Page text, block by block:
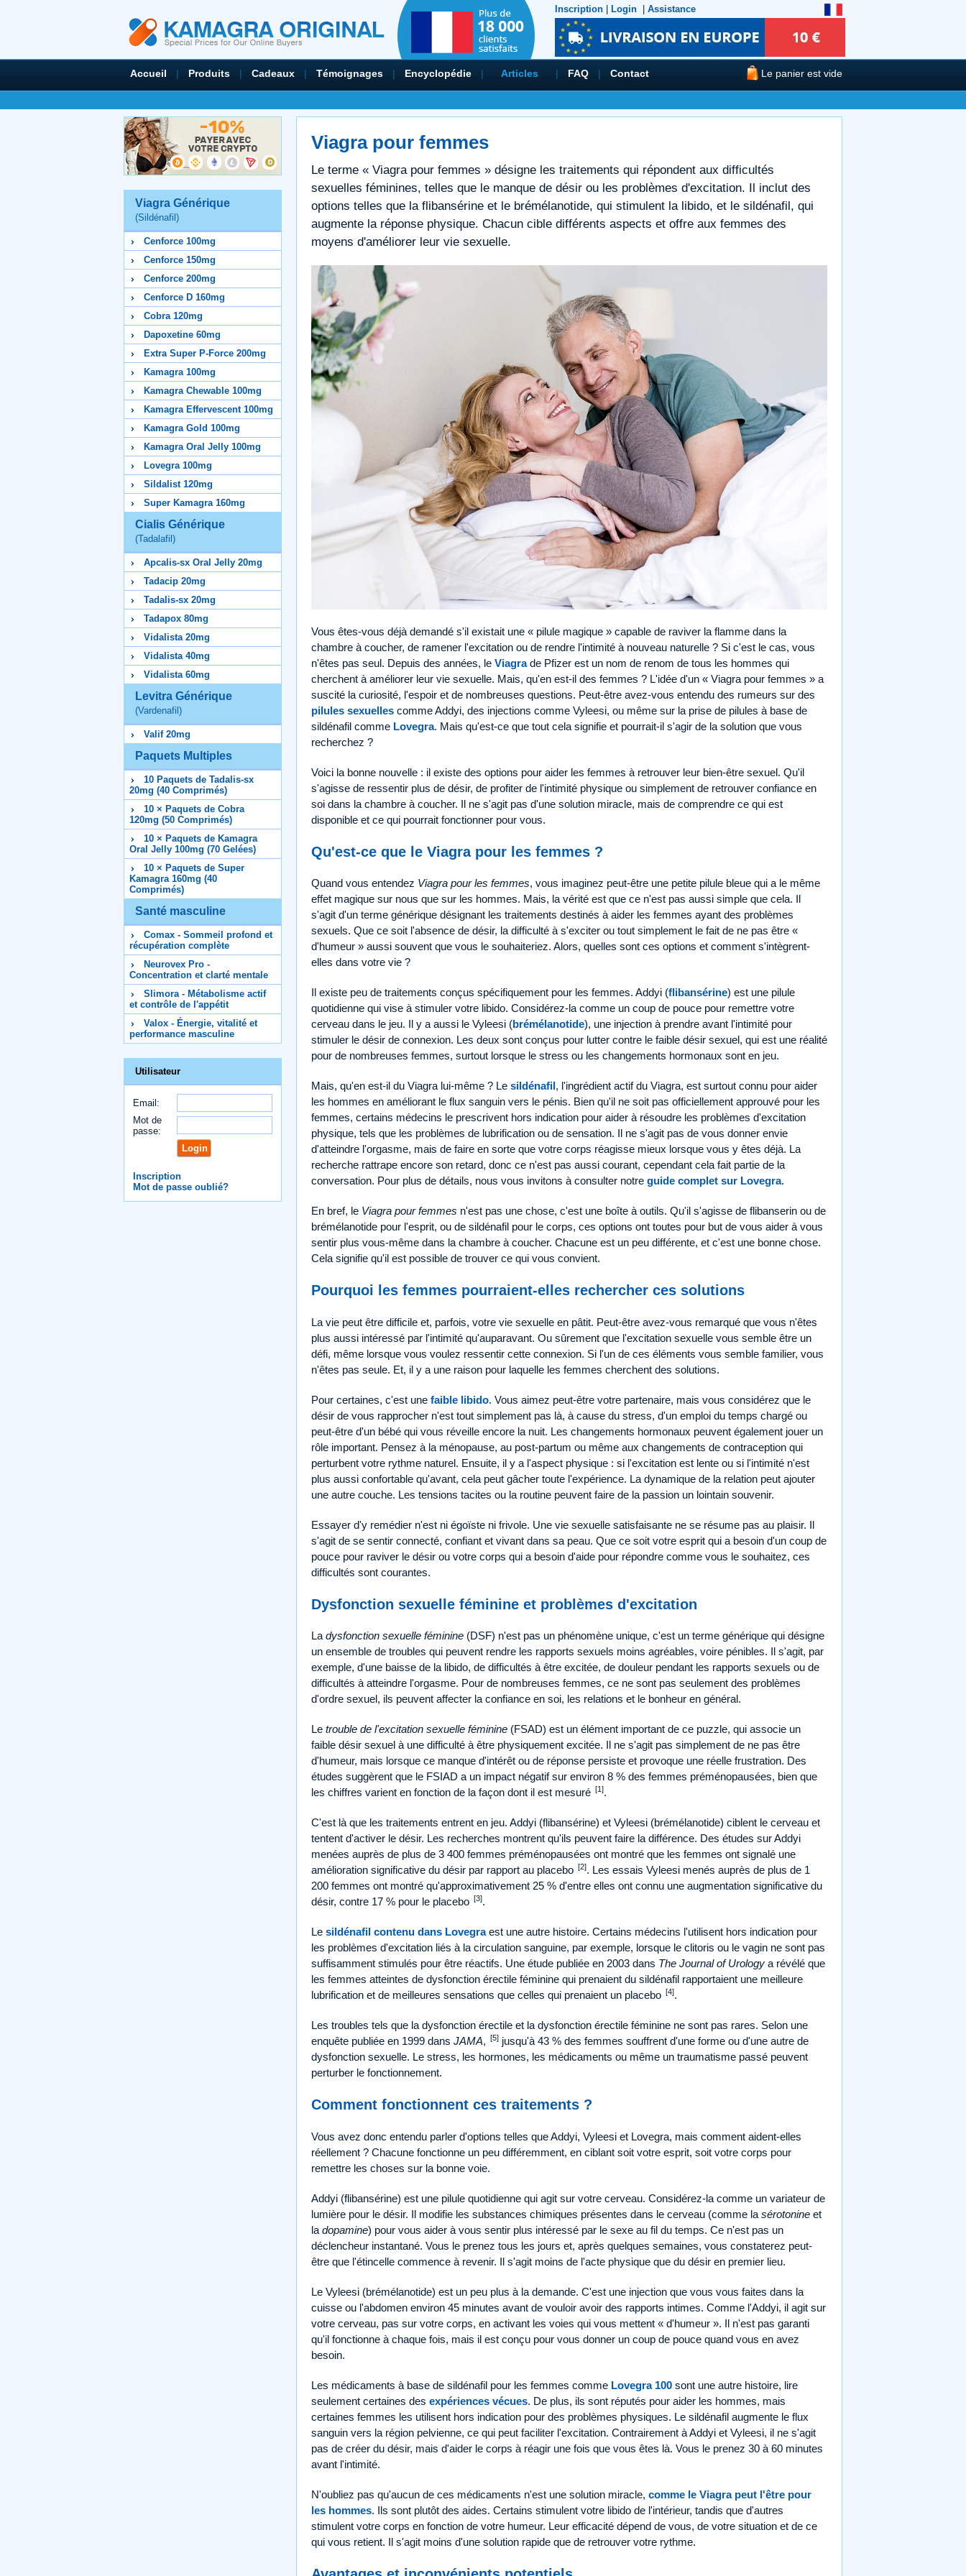
Inscription Login Assistance
Accueil | Produits | Cadeaux | Témoignages | Encyclopédie | Articles | FAQ | Contact Le panier est vide
Viagra Générique
(Sildénafil)
Cenforce 100mg
Cenforce 150mg
Cenforce 200mg
Cenforce D 160mg
Cobra 120mg
Dapoxetine 60mg
Extra Super P-Force 200mg
Kamagra 100mg
Kamagra Chewable 100mg
Kamagra Effervescent 100mg
Kamagra Gold 100mg
Kamagra Oral Jelly 100mg
Lovegra 100mg
Sildalist 120mg
Super Kamagra 160mg
Cialis Générique
(Tadalafil)
Apcalis-sx Oral Jelly 20mg
Tadacip 20mg
Tadalis-sx 20mg
Tadapox 80mg
Vidalista 20mg
Vidalista 40mg
Vidalista 60mg
Levitra Générique
(Vardenafil)
Valif 20mg
Paquets Multiples
10 Paquets de Tadalis-sx
20mg (40 Comprimés)
10 × Paquets de Cobra
120mg (50 Comprimés)
10 × Paquets de Kamagra
Oral Jelly 100mg (70 Gelées)
10 × Paquets de Super
Kamagra 160mg (40
Comprimés)
Santé masculine
Comax - Sommeil profond et
récupération complète
Neurovex Pro -
Concentration et clarté mentale
Slimora - Métabolisme actif
et contrôle de l'appétit
Valox - Énergie, vitalité et
performance masculine
Utilisateur
Email:
Mot de
passe:
Inscription
Mot de passe oublié?
Viagra pour femmes
Le terme « Viagra pour femmes » désigne les traitements qui répondent aux difficultés
sexuelles féminines, telles que le manque de désir ou les problèmes d'excitation. Il inclut des
options telles que la flibansérine et le brémélanotide, qui stimulent la libido, et le sildénafil, qui
augmente la réponse physique. Chacun cible différents aspects et offre aux femmes des
moyens d'améliorer leur vie sexuelle.
Vous êtes-vous déjà demandé s'il existait une « pilule magique » capable de raviver la flamme dans la
chambre à coucher, de ramener l'excitation ou de rendre l'intimité à nouveau naturelle ? Si c'est le cas, vous
n'êtes pas seul. Depuis des années, le Viagrade Pfizer est un nom de renom de tous les hommes qui
cherchent à améliorer leur vie sexuelle. Mais, qu'en est-il des femmes ? L'idée d'un « Viagra pour femmes » a
suscité la curiosité, l'espoir et de nombreuses questions. Peut-être avez-vous entendu des rumeurs sur des
pilules sexuelles comme Addyi, des injections comme Vyleesi, ou même sur la prise de pilules à base de
sildénafil comme Lovegra. Mais qu'est-ce que tout cela signifie et pourrait-il s'agir de la solution que vous
recherchez ?
Voici la bonne nouvelle : il existe des options pour aider les femmes à retrouver leur bien-être sexuel. Qu'il
s'agisse de ressentir plus de désir, de profiter de l'intimité physique ou simplement de retrouver confiance en
soi dans la chambre à coucher. Il ne s'agit pas d'une solution miracle, mais de comprendre ce qui est
disponible et ce qui pourrait fonctionner pour vous.
Qu'est-ce que le Viagra pour les femmes ?
Quand vous entendez Viagra pour les femmes, vous imaginez peut-être une petite pilule bleue qui a le même
effet magique sur nous que sur les hommes. Mais, la vérité est que ce n'est pas aussi simple que cela. Il
s'agit d'un terme générique désignant les traitements destinés à aider les femmes ayant des problèmes
sexuels. Que ce soit l'absence de désir, la difficulté à s'exciter ou tout simplement le fait de ne pas être «
d'humeur » aussi souvent que vous le souhaiteriez. Alors, quelles sont ces options et comment s'intègrent-
elles dans votre vie ?
Il existe peu de traitements conçus spécifiquement pour les femmes. Addyi (flibansérine) est une pilule
quotidienne qui vise à stimuler votre libido. Considérez-la comme un coup de pouce pour remettre votre
cerveau dans le jeu. Il y a aussi le Vyleesi (brémélanotide), une injection à prendre avant l'intimité pour
stimuler le désir de connexion. Les deux sont conçus pour lutter contre le faible désir sexuel, qui est une réalité
pour de nombreuses femmes, surtout lorsque le stress ou les changements hormonaux sont en jeu.
Mais, qu'en est-il du Viagra lui-même ? Le sildénafil, l'ingrédient actif du Viagra, est surtout connu pour aider
les hommes en améliorant le flux sanguin vers le pénis. Bien qu'il ne soit pas officiellement approuvé pour les
femmes, certains médecins le prescrivent hors indication pour aider à résoudre les problèmes d'excitation
physique, tels que les problèmes de lubrification ou de sensation. Il ne s'agit pas de vous donner envie
d'atteindre l'orgasme, mais de faire en sorte que votre corps réagisse mieux lorsque vous y êtes déjà. La
recherche rattrape encore son retard, donc ce n'est pas aussi courant, cependant cela fait partie de la
conversation. Pour plus de détails, nous vous invitons à consulter notre guide complet sur Lovegra.
En bref, le Viagra pour femmes n'est pas une chose, c'est une boîte à outils. Qu'il s'agisse de flibanserin ou de
brémélanotide pour l'esprit, ou de sildénafil pour le corps, ces options ont toutes pour but de vous aider à vous
sentir plus vous-même dans la chambre à coucher. Chacune est un peu différente, et c'est une bonne chose.
Cela signifie qu'il est possible de trouver ce qui vous convient.
Pourquoi les femmes pourraient-elles rechercher ces solutions
La vie peut être difficile et, parfois, votre vie sexuelle en pâtit. Peut-être avez-vous remarqué que vous n'êtes
plus aussi intéressé par l'intimité qu'auparavant. Ou sûrement que l'excitation sexuelle vous semble être un
défi, même lorsque vous voulez ressentir cette connexion. Si l'un de ces éléments vous semble familier, vous
n'êtes pas seule. Et, il y a une raison pour laquelle les femmes cherchent des solutions.
Pour certaines, c'est une faible libido. Vous aimez peut-être votre partenaire, mais vous considérez que le
désir de vous rapprocher n'est tout simplement pas là, à cause du stress, d'un emploi du temps chargé ou
peut-être d'un bébé qui vous réveille encore la nuit. Les changements hormonaux peuvent également jouer un
rôle important. Pensez à la ménopause, au post-partum ou même aux changements de contraception qui
perturbent votre rythme naturel. Ensuite, il y a l'aspect physique : si l'excitation est lente ou si l'intimité n'est
plus aussi confortable qu'avant, cela peut gâcher toute l'expérience. La dynamique de la relation peut ajouter
une autre couche. Les tensions tacites ou la routine peuvent faire de la passion un lointain souvenir.
Essayer d'y remédier n'est ni égoïste ni frivole. Une vie sexuelle satisfaisante ne se résume pas au plaisir. Il
s'agit de se sentir connecté, confiant et vivant dans sa peau. Que ce soit votre esprit qui a besoin d'un coup de
pouce pour raviver le désir ou votre corps qui a besoin d'aide pour répondre comme vous le souhaitez, ces
difficultés sont courantes.
Dysfonction sexuelle féminine et problèmes d'excitation
La dysfonction sexuelle féminine (DSF) n'est pas un phénomène unique, c'est un terme générique qui désigne
un ensemble de troubles qui peuvent rendre les rapports sexuels moins agréables, voire pénibles. Il s'agit, par
exemple, d'une baisse de la libido, de difficultés à être excitée, de douleur pendant les rapports sexuels ou de
difficultés à atteindre l'orgasme. Pour de nombreuses femmes, ce ne sont pas seulement des problèmes
d'ordre sexuel, ils peuvent affecter la confiance en soi, les relations et le bonheur en général.
Le trouble de l'excitation sexuelle féminine (FSAD) est un élément important de ce puzzle, qui associe un
faible désir sexuel à une difficulté à être physiquement excitée. Il ne s'agit pas simplement de ne pas être
d'humeur, mais lorsque ce manque d'intérêt ou de réponse persiste et provoque une réelle frustration. Des
études suggèrent que le FSIAD a un impact négatif sur environ 8 % des femmes préménopausées, bien que
les chiffres varient en fonction de la façon dont il est mesuré [1].
C'est là que les traitements entrent en jeu. Addyi (flibansérine) et Vyleesi (brémélanotide) ciblent le cerveau et
tentent d'activer le désir. Les recherches montrent qu'ils peuvent faire la différence. Des études sur Addyi
menées auprès de plus de 3 400 femmes préménopausées ont montré que les femmes ont signalé une
amélioration significative du désir par rapport au placebo [2]. Les essais Vyleesi menés auprès de plus de 1
200 femmes ont montré qu'approximativement 25 % d'entre elles ont connu une augmentation significative du
désir, contre 17 % pour le placebo [3].
Le sildénafil contenu dans Lovegraest une autre histoire. Certains médecins l'utilisent hors indication pour
les problèmes d'excitation liés à la circulation sanguine, par exemple, lorsque le clitoris ou le vagin ne sont pas
suffisamment stimulés pour être réactifs. Une étude publiée en 2003 dans The Journal of Urology a révélé que
les femmes atteintes de dysfonction érectile féminine qui prenaient du sildénafil rapportaient une meilleure
lubrification et de meilleures sensations que celles qui prenaient un placebo [4].
Les troubles tels que la dysfonction érectile et la dysfonction érectile féminine ne sont pas rares. Selon une
enquête publiée en 1999 dans JAMA, [5] jusqu'à 43 % des femmes souffrent d'une forme ou d'une autre de
dysfonction sexuelle. Le stress, les hormones, les médicaments ou même un traumatisme passé peuvent
perturber le fonctionnement.
Comment fonctionnent ces traitements ?
Vous avez donc entendu parler d'options telles que Addyi, Vyleesi et Lovegra, mais comment aident-elles
réellement ? Chacune fonctionne un peu différemment, en ciblant soit votre esprit, soit votre corps pour
remettre les choses sur la bonne voie.
Addyi (flibansérine) est une pilule quotidienne qui agit sur votre cerveau. Considérez-la comme un variateur de
lumière pour le désir. Il modifie les substances chimiques présentes dans le cerveau (comme la sérotonine et
la dopamine) pour vous aider à vous sentir plus intéressé par le sexe au fil du temps. Ce n'est pas un
déclencheur instantané. Vous le prenez tous les jours et, après quelques semaines, vous constaterez peut-
être que l'étincelle commence à revenir. Il s'agit moins de l'acte physique que du désir en premier lieu.
Le Vyleesi (brémélanotide) est un peu plus à la demande. C'est une injection que vous vous faites dans la
cuisse ou l'abdomen environ 45 minutes avant de vouloir avoir des rapports intimes. Comme l'Addyi, il agit sur
votre cerveau, pas sur votre corps, en activant les voies qui vous mettent « d'humeur ». Il n'est pas garanti
qu'il fonctionne à chaque fois, mais il est conçu pour vous donner un coup de pouce quand vous en avez
besoin.
Les médicaments à base de sildénafil pour les femmes comme Lovegra 100 sont une autre histoire, lire
seulement certaines des expériences vécues. De plus, ils sont réputés pour aider les hommes, mais
certaines femmes les utilisent hors indication pour des problèmes physiques. Le sildénafil augmente le flux
sanguin vers la région pelvienne, ce qui peut faciliter l'excitation. Contrairement à Addyi et Vyleesi, il ne s'agit
pas de créer du désir, mais d'aider le corps à réagir une fois que vous êtes là. Vous le prenez 30 à 60 minutes
avant l'intimité.
N'oubliez pas qu'aucun de ces médicaments n'est une solution miracle, comme le Viagra peut l'être pour
les hommes. Ils sont plutôt des aides. Certains stimulent votre libido de l'intérieur, tandis que d'autres
stimulent votre corps en fonction de votre humeur. Leur efficacité dépend de vous, de votre situation et de ce
qui vous retient. Il s'agit moins d'une solution rapide que de retrouver votre rythme.